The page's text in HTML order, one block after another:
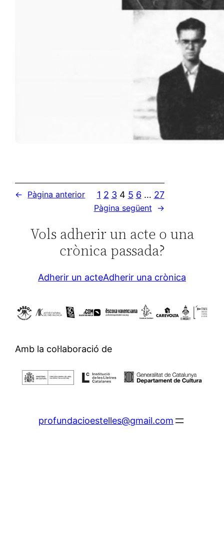
← Pàgina anterior 1 2 3 4 5 6 … 27
Pàgina següent →
Vols adherir un acte o una
crònica passada?
Adherir un acteAdherir una crònica
Amb la col·laboració de
profundacioestelles@gmail.com